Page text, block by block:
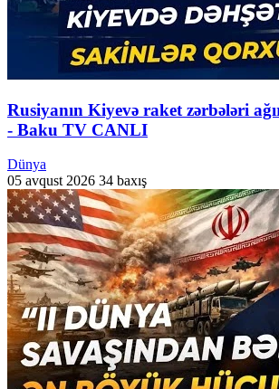
Rusiyanın Kiyevə raket zərbələri
- Baku TV CANLI
Dünya
05 avqust 2026 34 baxış